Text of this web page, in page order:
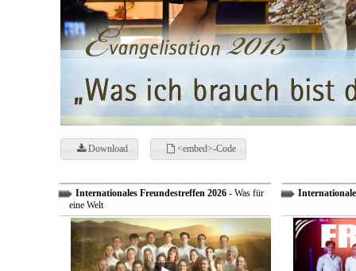
Download <embed>-Code
Internationales Freundestreffen 2026- Was für
eine Welt